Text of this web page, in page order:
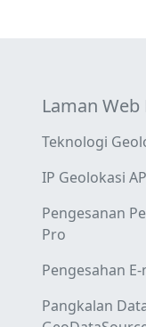
Laman Web
Teknologi
IP Geolokasi
Pengesanan
Pro
Pengesahan
Pangkalan